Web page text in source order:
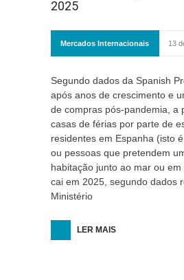
2025
Mercados Internacionais 13
Segundo dados da Spanish
após anos de crescimento e
de compras pós-pandemia, a
casas de férias por parte de
residentes em Espanha (isto
ou pessoas que pretendem
habitação junto ao mar ou
cai em 2025, segundo dados
Ministério
LER MAIS